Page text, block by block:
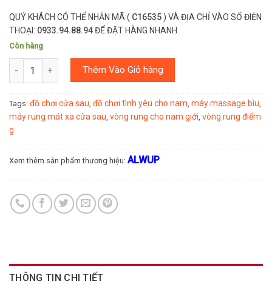
QUÝ KHÁCH CÓ THỂ NHẮN MÃ ( C16535 ) VÀ ĐỊA CHỈ VÀO SỐ ĐIỆN
THOẠI: 0933.94.88.94ĐỂ ĐẶT HÀNG NHANH
Còn hàng
Số lượng Thêm Vào Giỏ hàng
Tags: đồ chơi cửa sau đồ chơi tình yêu cho nam máy massage bìu
máy rung mát xa cửa sau vòng rung cho nam giới vòng rung điểm
g
Xem thêm sản phẩm thương hiệu: ALWUP
THÔNG TIN CHI TIẾT